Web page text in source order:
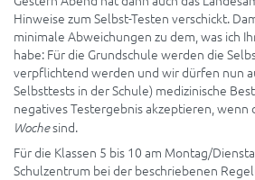
Hinweise zum Selbst-Testen verschickt.
minimale Abweichungen zu dem, was ich
habe: Für die Grundschule werden die
verpflichtend werden und wir dürfen nun
Selbsttests in der Schule) medizinische
negatives Testergebnis akzeptieren, wenn
Wochesind.
Für die Klassen 5 bis 10 am Montag/
Schulzentrum bei der beschriebenen